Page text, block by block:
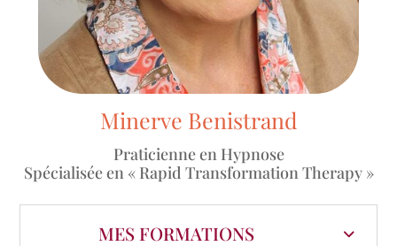
Minerve Benistrand
Praticienne en Hypnose
Spécialisée en « Rapid Transformation Therapy »
MES FORMATIONS